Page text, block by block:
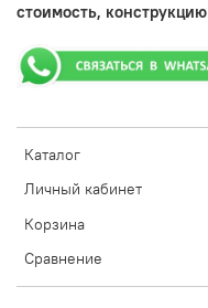
Каталог
Личный кабинет
Корзина
Сравнение
стоимость,